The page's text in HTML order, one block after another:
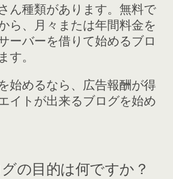
ん種類があります。無料で
ら、月々または年間料金を
ーバーを借りて始めるブロ
す。
始めるなら、広告報酬が得
イトが出来るブログを始め
の目的は何ですか？